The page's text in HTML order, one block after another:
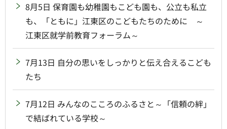
8月5日 保育園も幼稚園もこども園も、公立も私立
も、「ともに」江東区のこどもたちのために ～
江東区就学前教育フォーラム～
7月13日 自分の思いをしっかりと伝え合えるこども
たち
7月12日 みんなのこころのふるさと～「信頼の絆」
で結ばれている学校～